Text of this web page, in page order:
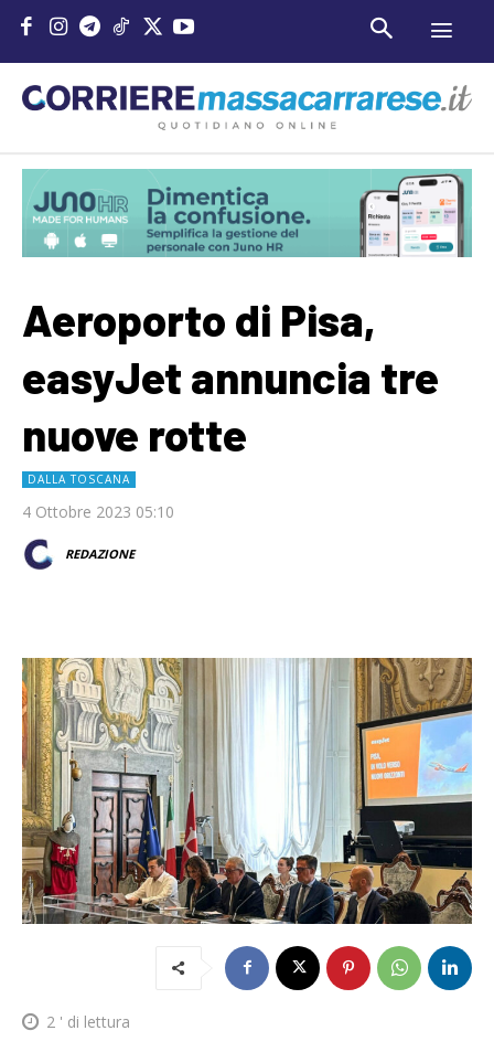
Aeroporto di Pisa,
easyJet annuncia tre
nuove rotte
DALLA TOSCANA
4 Ottobre 2023 05:10
REDAZIONE
2 ' di lettura